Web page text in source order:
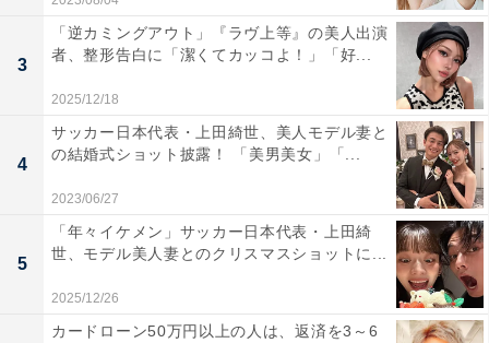
3
「逆カミングアウト」『ラヴ上等』の美人出演
者、整形告白に「潔くてカッコよ！」「好...
2025/12/18
4
サッカー日本代表・上田綺世、美人モデル妻と
の結婚式ショット披露！ 「美男美女」「...
2023/06/27
5
「年々イケメン」サッカー日本代表・上田綺
世、モデル美人妻とのクリスマスショットに...
2025/12/26
カードローン50万円以上の人は、返済を3～6